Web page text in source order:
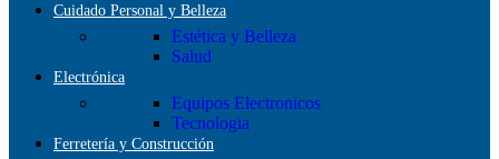
Cuidado Personal y Belleza
Estética y Belleza
Salud
Electrónica
Equipos Electronicos
Tecnologia
Ferretería y Construcción